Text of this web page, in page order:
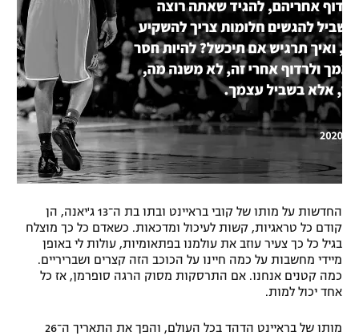
רשיון להקרנה פומבית לבית עסק
הצטרפות לחבילת הערוצים
לוח דרושים – ג'ובנט
תגיות
המגזין
החדשות על מותו של קובי בראיינט ובתו בת ה־13 ג'יאנה, הן
קודם כל טראגיות, קשות לעיכול ומדכאות. כשאדם כל כך מוצלח
בגיל כל כך צעיר עוזב את עולמנו בפתאומיות, עולות לי באופן
מיידי מחשבות על כמה חיינו על הכוכב הזה קצרים ושבריריים.
כמה קטנים אנחנו. אם התרסקות מסוק הרגה סופרמן, אז כל
אחד יכול למות.
מותו של בראיינט הדהד בכל העולם, והפך את התאריך ה־26